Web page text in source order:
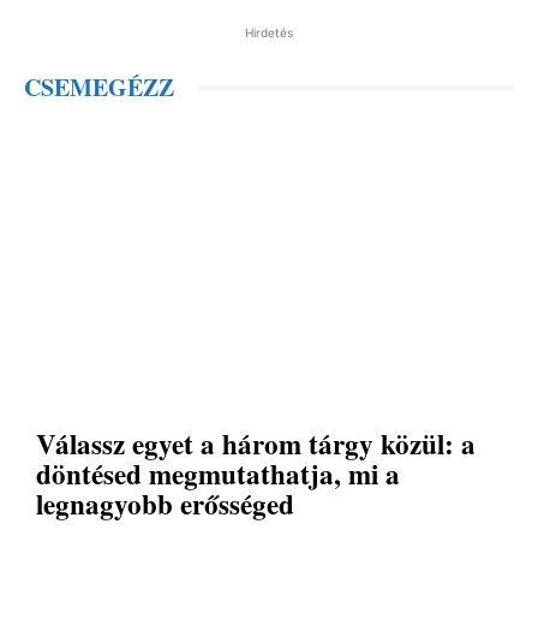
Hirdetés
CSEMEGÉZZ
Válassz egyet a három tárgy közül: a
döntésed megmutathatja, mi a
legnagyobb erősséged